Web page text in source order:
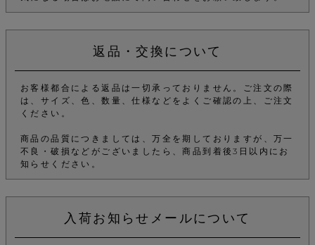
返品・交換について
お客様都合による返品は一切承っておりません。ご注文の際
は、サイズ、色、数量、仕様などをよくご確認の上、ご注文
ください。
商品の品質につきましては、万全を期しておりますが、万一
不良・破損などがございましたら、商品到着後3日以内にお
知らせください。
入荷お知らせメールについて